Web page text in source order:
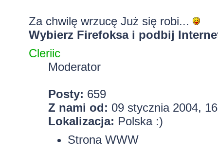
Za chwilę wrzucę Już się robi...
Wybierz Firefoksa i podbij
Cleriic
Moderator
Posty: 659
Z nami od: 09 stycznia 2004,
Lokalizacja: Polska :)
Strona WWW